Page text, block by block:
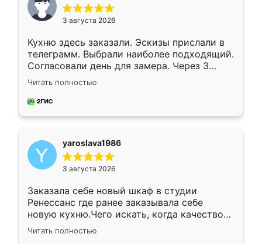
3 августа 2026
Кухню здесь заказали. Эскизы прислали в
телеграмм. Выбрали наиболее подходящий.
Согласовали день для замера. Через 3
недели кухня была уже готова. Остались
довольны работой. Спасибо Ренессанс
мебель за качественную работу!
Читать полностью
yaroslava1986
3 августа 2026
Заказала себе новый шкаф в студии
Ренессанс где ранее заказывала себе
новую кухню.Чего искать, когда качеством
вполне довольна. Служит кухня уже почти
два года, нареканий нет.
Читать полностью